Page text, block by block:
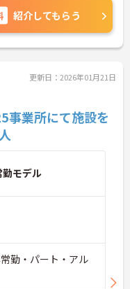
紹介してもらう
更新日：2026年01月21日
事業所にて施設を
勤モデル
勤・パート・アル